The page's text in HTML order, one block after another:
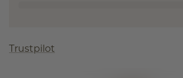
Trustpilot